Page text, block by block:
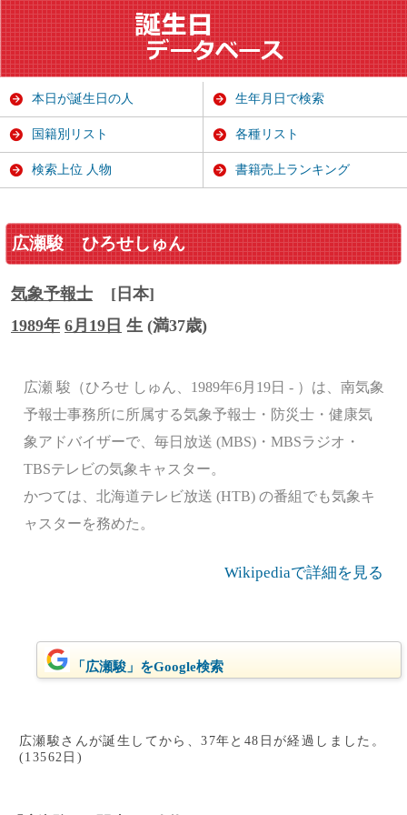
広瀬駿 ひろせしゅん
気象予報士
[日本]
1989年 6月19日 生 (満37歳)
広瀬 駿（ひろせ しゅん、1989年6月19日 - ）は、南気象
予報士事務所に所属する気象予報士・防災士・健康気
象アドバイザーで、毎日放送 (MBS)・MBSラジオ・
TBSテレビの気象キャスター。
かつては、北海道テレビ放送 (HTB) の番組でも気象キ
ャスターを務めた。
Wikipediaで詳細を見る
「広瀬駿」をGoogle検索
広瀬駿さんが誕生してから、37年と48日が経過しました。
(13562日)
本日が誕生日の人 生年月日で検索
国籍別リスト 各種リスト
検索上位 人物 書籍売上ランキング